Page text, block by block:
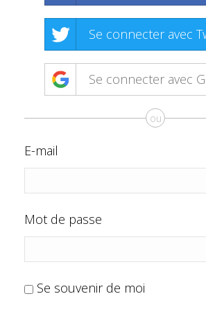
Se connecter avec
Se connecter avec
ou
E-mail
Mot de passe
Se souvenir de moi